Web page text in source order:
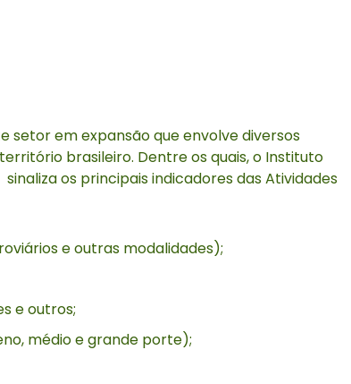
setor em expansão que envolve diversos
brasileiro. Dentre os quais, o Instituto
os principais indicadores das Atividades
e outras modalidades);
e outros;
médio e grande porte);